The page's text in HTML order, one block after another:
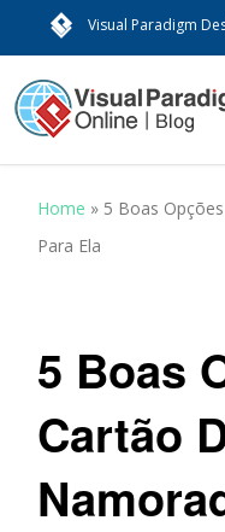
Visual Paradigm
Home » 5 Boas
Para Ela
5 Boas
Cartão